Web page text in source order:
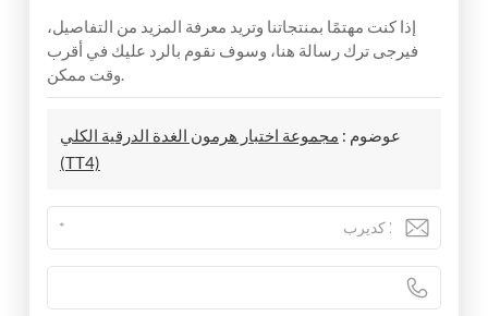
إذا كنت مهتمًا بمنتجاتنا وتريد معرفة المزيد من التفاصيل،
فيرجى ترك رسالة هنا، وسوف نقوم بالرد عليك في أقرب
عوضوم : مجموعة اختبار هرمون الغدة الدرقية الكلي
(TT4)